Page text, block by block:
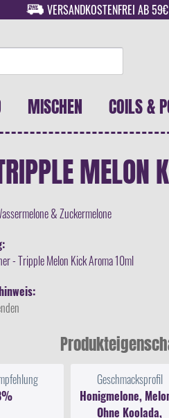
VERSANDKOSTENFREI AB 59€
MISCHEN COILS &
& Zuckermelone
- Tripple Melon Kick Aroma 10ml
Geschmacksprofil
Honigmelone,
Ohne Koolada,